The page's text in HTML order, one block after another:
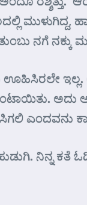
ನಗೆ ನಕ್ಕು
ಇಲ್ಲ.
ಅದು
ಎಂದವನು
ನಿನ್ನ